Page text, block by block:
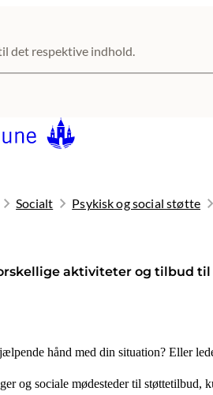
det respektive indhold.
Socialt Psykisk og social støtte
aktiviteter og tilbud
hånd med din situation? Eller
og sociale mødesteder til støttetilbud,